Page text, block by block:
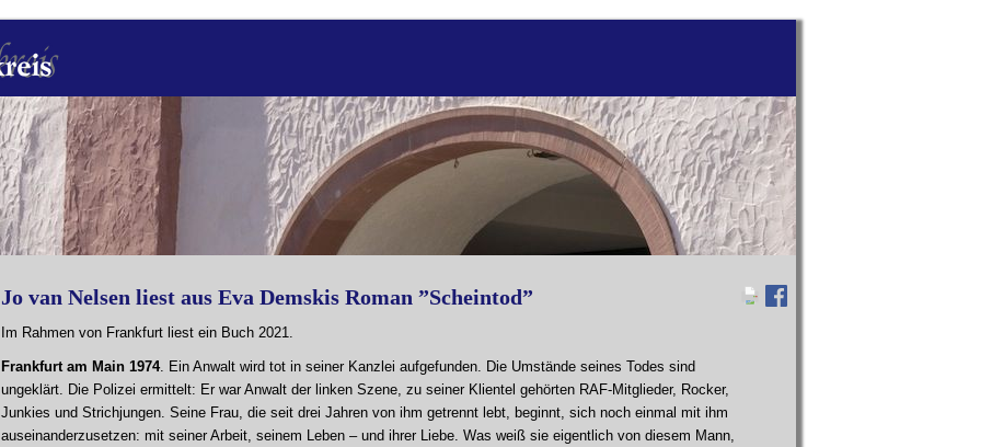
Jo van Nelsen liest aus Eva Demskis Roman ”Scheintod”
Im Rahmen von Frankfurt liest ein Buch 2021.
Frankfurt am Main 1974. Ein Anwalt wird tot in seiner Kanzlei aufgefunden. Die Umstände seines Todes sind
ungeklärt. Die Polizei ermittelt: Er war Anwalt der linken Szene, zu seiner Klientel gehörten RAF-Mitglieder, Rocker,
Junkies und Strichjungen. Seine Frau, die seit drei Jahren von ihm getrennt lebt, beginnt, sich noch einmal mit ihm
auseinanderzusetzen: mit seiner Arbeit, seinem Leben – und ihrer Liebe. Was weiß sie eigentlich von diesem Mann,